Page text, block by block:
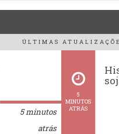
ÚLTIMAS
5 minutos
atrás
5
MINUTOS
ATRÁS